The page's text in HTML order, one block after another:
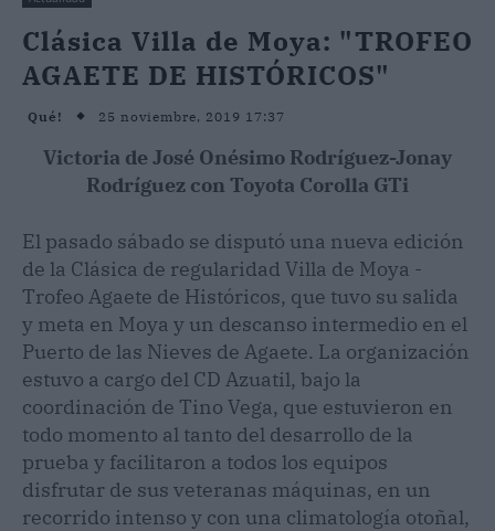
Clásica Villa de Moya: "TROFEO
AGAETE DE HISTÓRICOS"
Qué! 25 noviembre, 2019 17:37
Victoria de José Onésimo Rodríguez-Jonay
Rodríguez con Toyota Corolla GTi
El pasado sábado se disputó una nueva edición
de la Clásica de regularidad Villa de Moya -
Trofeo Agaete de Históricos, que tuvo su salida
y meta en Moya y un descanso intermedio en el
Puerto de las Nieves de Agaete. La organización
estuvo a cargo del CD Azuatil, bajo la
coordinación de Tino Vega, que estuvieron en
todo momento al tanto del desarrollo de la
prueba y facilitaron a todos los equipos
disfrutar de sus veteranas máquinas, en un
recorrido intenso y con una climatología otoñal,